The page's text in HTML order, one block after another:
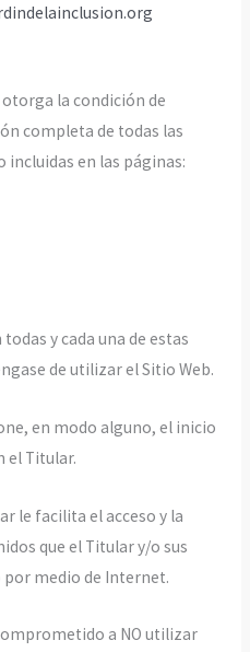
la condición de
completa de todas las
incluidas en las páginas:
y cada una de estas
de utilizar el Sitio Web.
en modo alguno, el inicio
el Titular.
le facilita el acceso y la
que el Titular y/o sus
medio de Internet.
a NO utilizar